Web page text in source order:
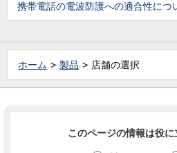
携帯電話の電波防護への適合性につ
ホーム 製品 店舗の選択
このページの情報は役に